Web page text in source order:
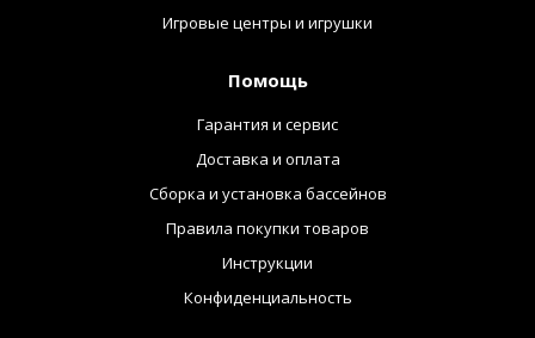
Игровые центры и игрушки
Помощь
Гарантия и сервис
Доставка и оплата
Сборка и установка бассейнов
Правила покупки товаров
Инструкции
Конфиденциальность